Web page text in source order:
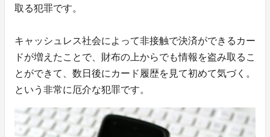
取る犯罪です。
キャッシュレス社会によって非接触で決済ができるカー
ドが増えたことで、財布の上からでも情報を盗み取るこ
とができて、数日後にカード履歴を見て初めて気づく。
という非常に厄介な犯罪です。